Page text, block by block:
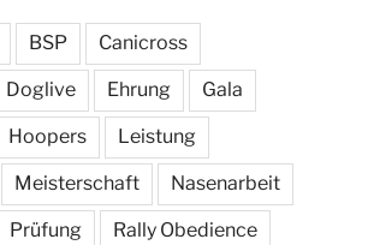
BSP Canicross
Doglive Ehrung Gala
Hoopers Leistung
Meisterschaft Nasenarbeit
Prüfung Rally Obedience